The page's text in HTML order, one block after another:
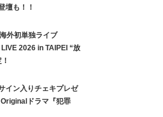
壇も！！
外初単独ライブ
LIVE 2026 in TAIPEI “放
イン入りチェキプレゼ
ドラマ『犯罪